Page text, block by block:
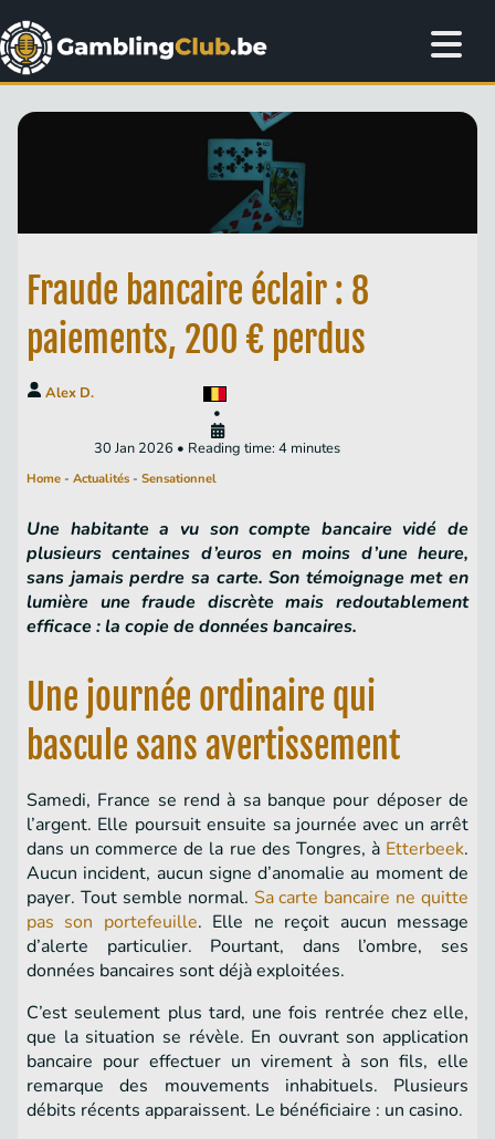
Fraude bancaire éclair : 8
paiements, 200 € perdus
Alex D.
•
30 Jan 2026 • Reading time: 4 minutes
Home - Actualités - Sensationnel
Une habitante a vu son compte bancaire vidé de
plusieurs centaines d’euros en moins d’une heure,
sans jamais perdre sa carte. Son témoignage met en
lumière une fraude discrète mais redoutablement
efficace : la copie de données bancaires.
Une journée ordinaire qui
bascule sans avertissement
Samedi, France se rend à sa banque pour déposer de
l’argent. Elle poursuit ensuite sa journée avec un arrêt
dans un commerce de la rue des Tongres, à Etterbeek.
Aucun incident, aucun signe d’anomalie au moment de
payer. Tout semble normal. Sa carte bancaire ne quitte
pas son portefeuille. Elle ne reçoit aucun message
d’alerte particulier. Pourtant, dans l’ombre, ses
données bancaires sont déjà exploitées.
C’est seulement plus tard, une fois rentrée chez elle,
que la situation se révèle. En ouvrant son application
bancaire pour effectuer un virement à son fils, elle
remarque des mouvements inhabituels. Plusieurs
débits récents apparaissent. Le bénéficiaire : un casino.